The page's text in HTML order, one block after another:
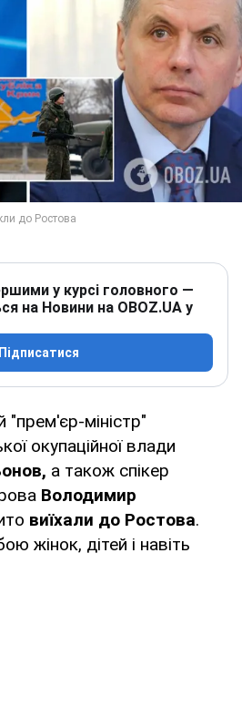
у курсі головного —
на Новини на OBOZ.UA у
Підписатися
міністр"
окупаційної влади
а також спікер
Володимир
виїхали до Ростова.
жінок, дітей і навіть